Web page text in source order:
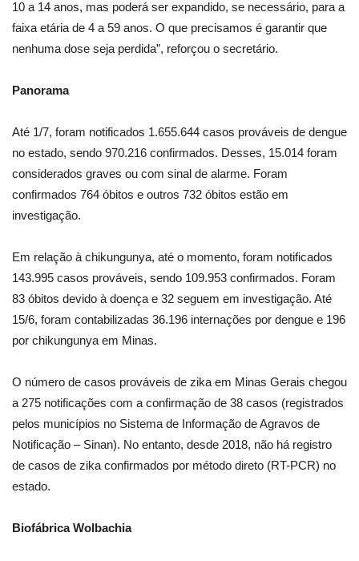
10 a 14 anos, mas poderá ser expandido, se necessário, para a
faixa etária de 4 a 59 anos. O que precisamos é garantir que
nenhuma dose seja perdida”, reforçou o secretário.
Panorama
Até 1/7, foram notificados 1.655.644 casos prováveis de dengue
no estado, sendo 970.216 confirmados. Desses, 15.014 foram
considerados graves ou com sinal de alarme. Foram
confirmados 764 óbitos e outros 732 óbitos estão em
investigação.
Em relação à chikungunya, até o momento, foram notificados
143.995 casos prováveis, sendo 109.953 confirmados. Foram
83 óbitos devido à doença e 32 seguem em investigação. Até
15/6, foram contabilizadas 36.196 internações por dengue e 196
por chikungunya em Minas.
O número de casos prováveis de zika em Minas Gerais chegou
a 275 notificações com a confirmação de 38 casos (registrados
pelos municípios no Sistema de Informação de Agravos de
Notificação – Sinan). No entanto, desde 2018, não há registro
de casos de zika confirmados por método direto (RT-PCR) no
estado.
Biofábrica Wolbachia